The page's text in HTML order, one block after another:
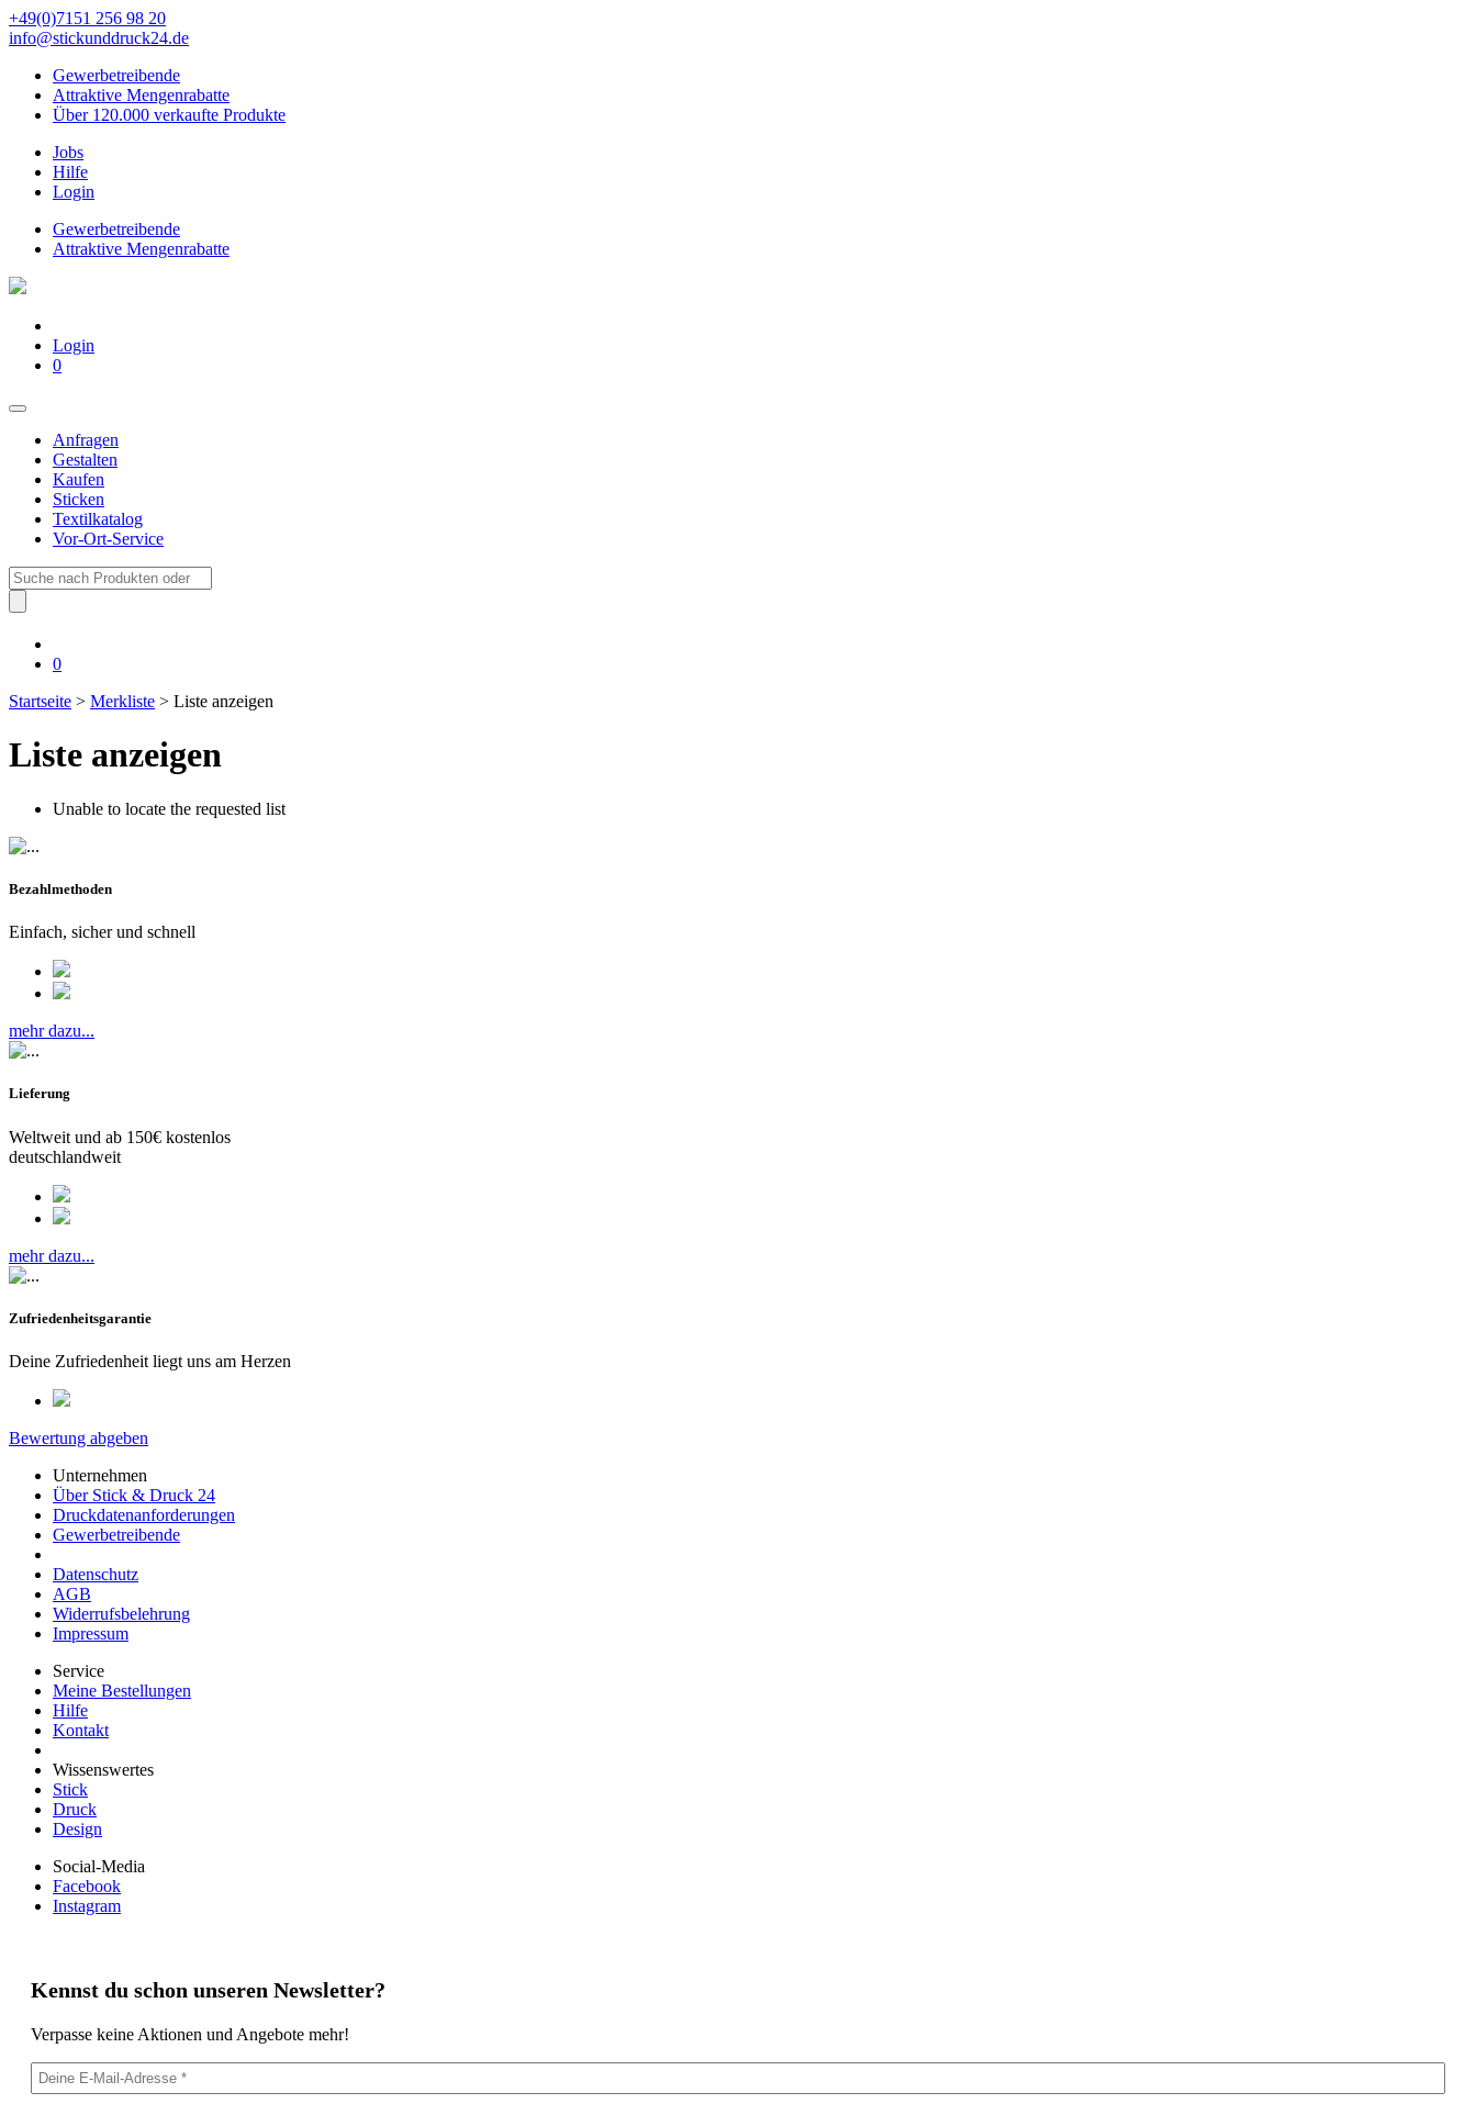
+49(0)7151 256 98 20‬
info@stickunddruck24.de
Gewerbetreibende
Attraktive Mengenrabatte
Über 120.000 verkaufte Produkte
Jobs
Hilfe
Login
Gewerbetreibende
Attraktive Mengenrabatte
Login
0
Anfragen
Gestalten
Kaufen
Sticken
Textilkatalog
Vor-Ort-Service
Suche
nach:
0
Startseite > Merkliste > Liste anzeigen
Liste anzeigen
Unable to locate the requested list
Bezahlmethoden
Einfach, sicher und schnell
mehr dazu...
Lieferung
Weltweit und ab 150€ kostenlos
deutschlandweit
mehr dazu...
Zufriedenheitsgarantie
Deine Zufriedenheit liegt uns am Herzen
Bewertung abgeben
Unternehmen
Über Stick & Druck 24
Druckdatenanforderungen
Gewerbetreibende
Datenschutz
AGB
Widerrufsbelehrung
Impressum
Service
Meine Bestellungen
Hilfe
Kontakt
Wissenswertes
Stick
Druck
Design
Social-Media
Facebook
Instagram
Kennst du schon unseren Newsletter?
Verpasse keine Aktionen und Angebote mehr!